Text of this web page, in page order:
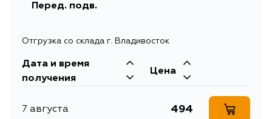
Перед. подв.
Отгрузка со склада г. Владивосток
Дата и время
получения
Цена
7 августа 494